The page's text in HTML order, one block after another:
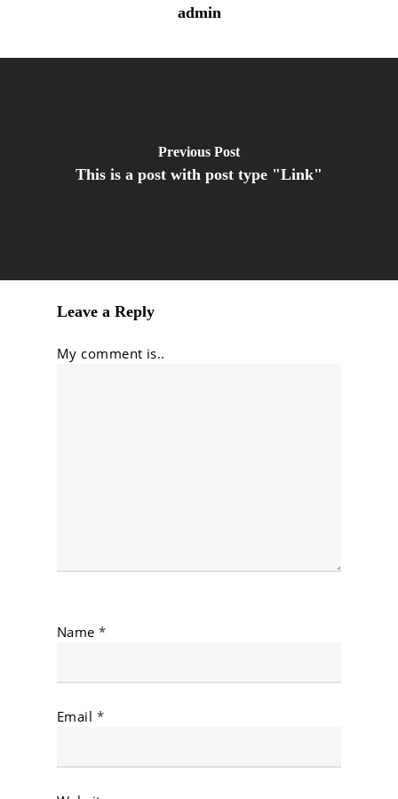
admin
Previous Post
This is a post with post type "Link"
Leave a Reply
My comment is..
Name*
Email *